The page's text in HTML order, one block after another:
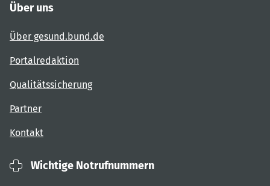
Über uns
Über gesund.bund.de
Portalredaktion
Qualitätssicherung
Partner
Kontakt
Wichtige Notrufnummern